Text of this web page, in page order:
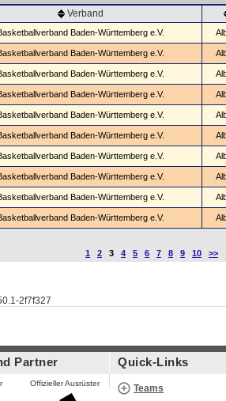
Verband
Baden-Württemberg e.V.
Baden-Württemberg e.V.
Baden-Württemberg e.V.
Baden-Württemberg e.V.
Baden-Württemberg e.V.
Baden-Württemberg e.V.
Baden-Württemberg e.V.
Baden-Württemberg e.V.
Baden-Württemberg e.V.
Baden-Württemberg e.V.
1 2 3 4 5 6 7 8 9 10 >>
2f7f327
Partner
Offizieller Ausrüster
Quick-Links
Teams